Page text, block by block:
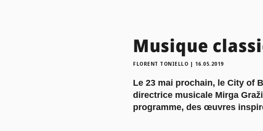
Musique
FLORENT TONIELLO | 16.05.2019
Le 23 mai prochain, le City of
directrice musicale Mirga
programme, des œuvres